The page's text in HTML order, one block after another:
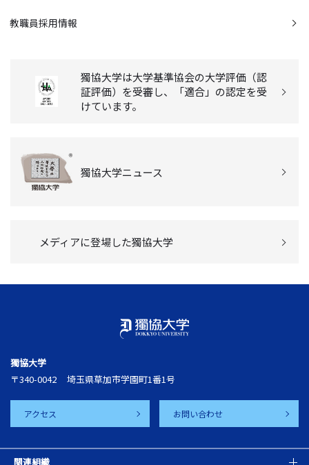
教職員採用情報
獨協大学は大学基準協会の大学評価（認
証評価）を受審し、「適合」の認定を受
けています。
獨協大学ニュース
メディアに登場した獨協大学
獨協大学
〒340-0042
埼玉県草加市学園町1番1号
アクセス お問い合わせ
関連組織